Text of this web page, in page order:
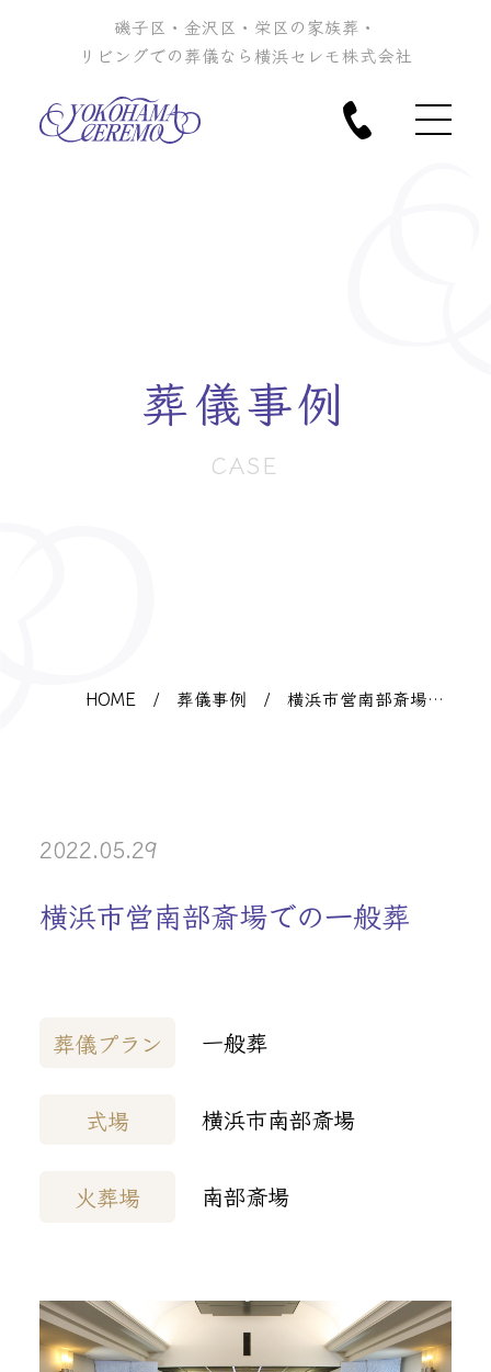
磯子区・金沢区・栄区の家族葬・
リビングでの葬儀なら横浜セレモ株式会社
葬儀事例
CASE
HOME / 葬儀事例 / 横浜市営南部斎場で
の一般葬
2022.05.29
横浜市営南部斎場での一般葬
葬儀プラン 一般葬
式場 横浜市南部斎場
火葬場 南部斎場